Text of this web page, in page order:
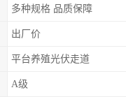
多种规格 品质保障
出厂价
平台养殖光伏走道
A级